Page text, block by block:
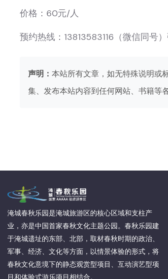
价格：60元/人
预约热线：13813583116（微信同号
声明： 本站所有文章，如无特殊说明或
集、发布本站内容到任何网站、书籍等
淹城春秋乐园是淹城旅游区的核心区域和支柱产
业，亦是中国首家春秋文化主题公园。春秋乐园建
于淹城遗址的东部、北部，取材春秋时期的政治、
军事、经济、文化等方面，以情景体验的形式，将
春秋文化意境下的静态观赏型项目、互动演艺型项
目和体验式游乐项目相结合。